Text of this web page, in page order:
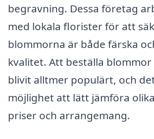
begravning. Dessa företag
med lokala florister för att
blommorna är både färska
kvalitet. Att beställa
blivit alltmer populärt, och
möjlighet att lätt jämföra
priser och arrangemang.